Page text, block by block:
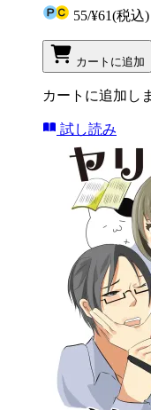
55/¥61(税込)
カートに追加
カートに追加し
試し読み